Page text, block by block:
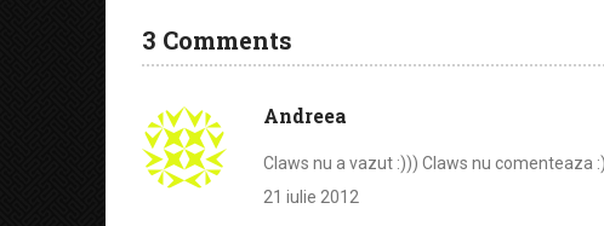
3 Comments
Andreea
Claws nu a vazut :))) Claws nu comenteaza
21 iulie 2012